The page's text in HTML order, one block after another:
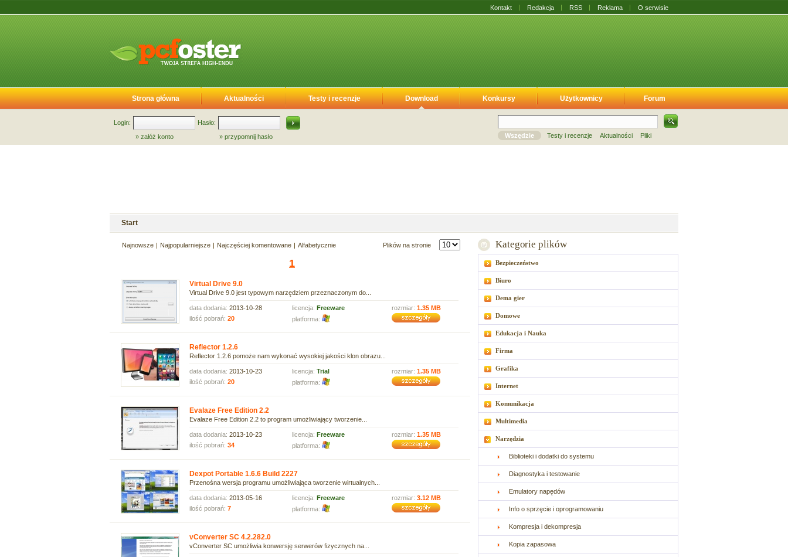
Kontakt Redakcja RSS Reklama O serwisie
Strona główna Aktualności Testy i recenzje Download Konkursy Użytkownicy Forum
Login:
Hasło:
» załóż konto » przypomnij hasło Wszędzie Testy i recenzje Aktualności Pliki
Start
Najnowsze Najpopularniejsze Najczęściej komentowane Alfabetycznie Plików na stronie
1
Virtual Drive 9.0
Virtual Drive 9.0 jest typowym narzędziem przeznaczonym do...
data dodania: 2013-10-28 licencja: Freeware rozmiar: 1.35 MB
ilość pobrań: 20 platforma:
Reflector 1.2.6
Reflector 1.2.6 pomoże nam wykonać wysokiej jakości klon obrazu...
data dodania: 2013-10-23 licencja: Trial rozmiar: 1.35 MB
ilość pobrań: 20 platforma:
Evalaze Free Edition 2.2
Evalaze Free Edition 2.2 to program umożliwiający tworzenie...
data dodania: 2013-10-23 licencja: Freeware rozmiar: 1.35 MB
ilość pobrań: 34 platforma:
Dexpot Portable 1.6.6 Build 2227
Przenośna wersja programu umożliwiająca tworzenie wirtualnych...
data dodania: 2013-05-16 licencja: Freeware rozmiar: 3.12 MB
ilość pobrań: 7 platforma:
vConverter SC 4.2.282.0
vConverter SC umożliwia konwersję serwerów fizycznych na...
Kategorie plików
Bezpieczeństwo
Biuro
Dema gier
Domowe
Edukacja i Nauka
Firma
Grafika
Internet
Komunikacja
Multimedia
Narzędzia
Biblioteki i dodatki do systemu
Diagnostyka i testowanie
Emulatory napędów
Info o sprzęcie i oprogramowaniu
Kompresja i dekompresja
Kopia zapasowa